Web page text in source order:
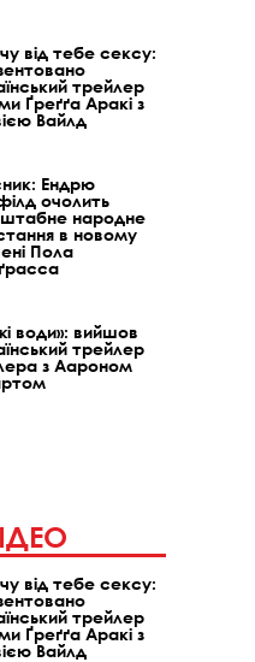
від тебе сексу:
трейлер
Ґреґґа Аракі з
Вайлд
Ендрю
очолить
народне
в новому
Пола
води»: вийшов
трейлер
з Аароном
від тебе сексу:
трейлер
Ґреґґа Аракі з
Вайлд